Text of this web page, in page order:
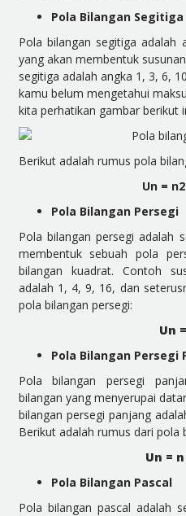
Pola Bilangan Segitiga
Pola bilangan segitiga adalah
yang akan membentuk
segitiga adalah angka 1, 3, 6,
kamu belum mengetahui
kita perhatikan gambar berikut
Berikut adalah rumus pola
Un =
Pola Bilangan Persegi
Pola bilangan persegi adalah
membentuk sebuah pola
bilangan kuadrat. Contoh
adalah 1, 4, 9, 16, dan
pola bilangan persegi:
Un =
Pola Bilangan Persegi
Pola bilangan persegi
bilangan yang menyerupai
bilangan persegi panjang
Berikut adalah rumus dari pola
Un =
Pola Bilangan Pascal
Pola bilangan pascal adalah